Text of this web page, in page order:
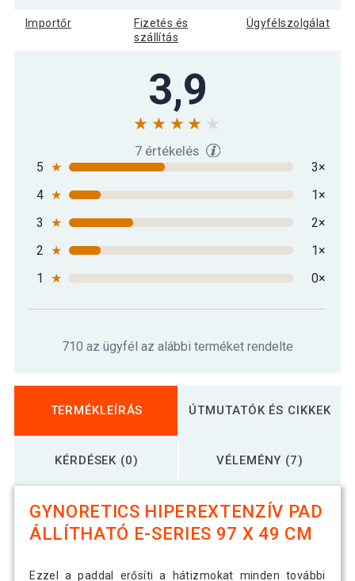
Importőr
Fizetés és
szállítás
Ügyfélszolgálat
3,9
7 értékelés
5 ★
3×
4 ★
1×
3
★
2×
2 ★
1×
1
★ 0×
710 az ügyfél az alábbi terméket rendelte
TERMÉKLEÍRÁS ÚTMUTATÓK ÉS CIKKEK
KÉRDÉSEK (0) VÉLEMÉNY (7)
GYNORETICS HIPEREXTENZÍV PAD
ÁLLÍTHATÓ E-SERIES 97 X 49 CM
Ezzel a paddal erősíti a hátizmokat minden további